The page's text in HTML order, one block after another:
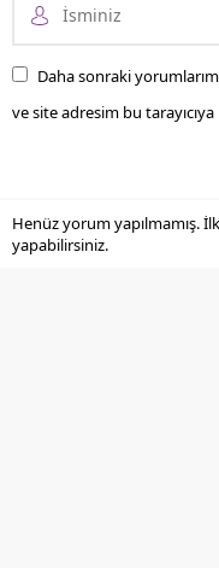
Daha sonraki
ve site adresim bu
Henüz yorum yapılmamış.
yapabilirsiniz.